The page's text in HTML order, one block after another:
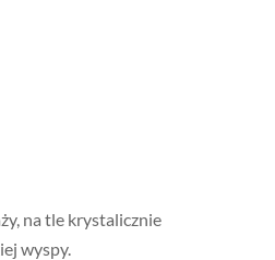
na tle krystalicznie
wyspy.